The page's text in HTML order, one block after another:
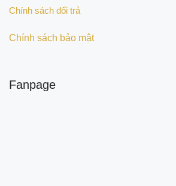
Chính sách đổi trả
Chính sách bảo mật
Fanpage